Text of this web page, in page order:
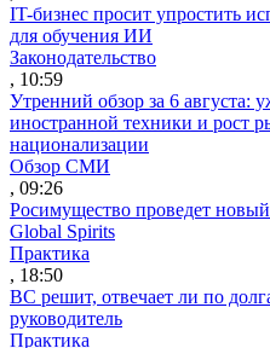
IT-бизнес просит упростить
для обучения ИИ
Законодательство
, 10:59
Утренний обзор за 6 августа:
иностранной техники и рост
национализации
Обзор СМИ
, 09:26
Росимущество проведет
Global Spirits
Практика
, 18:50
ВС решит, отвечает ли по
руководитель
Практика